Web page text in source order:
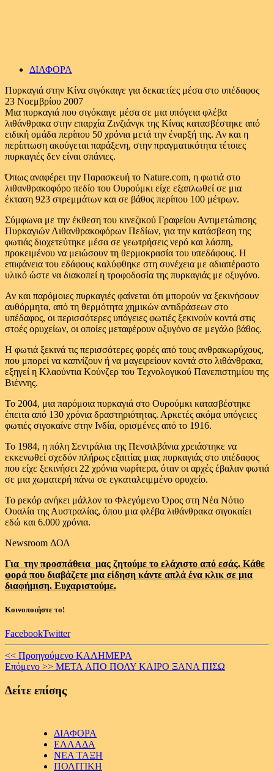
ΔΙΑΦΟΡΑ
Πυρκαγιά στην Κίνα σιγόκαιγε για δεκαετίες μέσα στο υπέδαφος
23 Νοεμβρίου 2007
Μια πυρκαγιά που σιγόκαιγε μέσα σε μια υπόγεια φλέβα
λιθάνθρακα στην επαρχία Ζινζιάνγκ της Κίνας κατασβέστηκε από
ειδική ομάδα περίπου 50 χρόνια μετά την έναρξή της. Αν και η
περίπτωση ακούγεται παράξενη, στην πραγματικότητα τέτοιες
πυρκαγιές δεν είναι σπάνιες.
Όπως αναφέρει την Παρασκευή το Nature.com, η φωτιά στο
λιθανθρακοφόρο πεδίο του Ουρούμκι είχε εξαπλωθεί σε μια
έκταση 923 στρεμμάτων και σε βάθος περίπου 100 μέτρων.
Σύμφωνα με την έκθεση του κινεζικού Γραφείου Αντιμετώπισης
Πυρκαγιών Λιθανθρακοφόρων Πεδίων, για την κατάσβεση της
φωτιάς διοχετεύτηκε μέσα σε γεωτρήσεις νερό και λάσπη,
προκειμένου να μειώσουν τη θερμοκρασία του υπεδάφους. Η
επιφάνεια του εδάφους καλύφθηκε στη συνέχεια με αδιαπέραστο
υλικό ώστε να διακοπεί η τροφοδοσία της πυρκαγιάς με οξυγόνο.
Αν και παρόμοιες πυρκαγιές φαίνεται ότι μπορούν να ξεκινήσουν
αυθόρμητα, από τη θερμότητα χημικών αντιδράσεων στο
υπέδαφος, οι περισσότερες υπόγειες φωτιές ξεκινούν κοντά στις
στοές ορυχείων, οι οποίες μεταφέρουν οξυγόνο σε μεγάλο βάθος.
Η φωτιά ξεκινά τις περισσότερες φορές από τους ανθρακωρύχους,
που μπορεί να καπνίζουν ή να μαγειρείουν κοντά στο λιθάνθρακα,
εξηγεί η Κλαούντια Κούνζερ του Τεχνολογικού Πανεπιστημίου της
Βιέννης.
Το 2004, μια παρόμοια πυρκαγιά στο Ουρούμκι κατασβέστηκε
έπειτα από 130 χρόνια δραστηριότητας. Αρκετές ακόμα υπόγειες
φωτιές σιγοκαίνε στην Ινδία, ορισμένες από το 1916.
Το 1984, η πόλη Σεντράλια της Πενσιλβάνια χρειάστηκε να
εκκενωθεί σχεδόν πλήρως εξαιτίας μιας πυρκαγιάς στο υπέδαφος
που είχε ξεκινήσει 22 χρόνια νωρίτερα, όταν οι αρχές έβαλαν φωτιά
σε μια χωματερή πάνω σε εγκαταλειμμένο ορυχείο.
Το ρεκόρ ανήκει μάλλον το Φλεγόμενο Όρος στη Νέα Νότιο
Ουαλία της Αυστραλίας, όπου μια φλέβα λιθάνθρακα σιγοκαίει
εδώ και 6.000 χρόνια.
Newsroom ΔΟΛ
Για την προσπάθεια μας ζητούμε το ελάχιστο από εσάς. Κάθε
φορά που διαβάζετε μια είδηση κάντε απλά ένα κλικ σε μια
διαφήμιση. Ευχαριστούμε.
Κοινοποιήστε το!
FacebookTwitter
Continue
Reading
<< Προηγούμενο ΚΑΛΗΜΕΡΑ
Επόμενο >> META ΑΠΟ ΠΟΛΥ ΚΑΙΡΟ ΞΑΝΑ ΠΙΣΩ
Δείτε επίσης
ΔΙΑΦΟΡΑ
ΕΛΛΑΔΑ
ΝΕΑ ΤΑΞΗ
ΠΟΛΙΤΙΚΗ